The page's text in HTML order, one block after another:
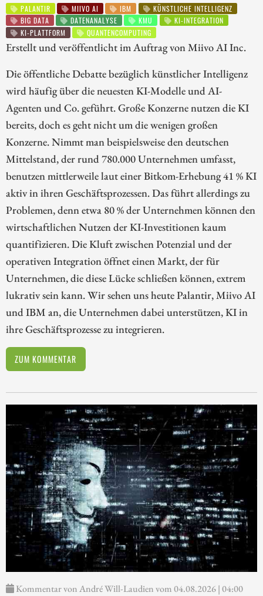
PALANTIR MIIVO AI IBM
KÜNSTLICHE INTELLIGENZ
BIG DATA
DATENANALYSE KMU
KI-INTEGRATION
KI-PLATTFORM
QUANTENCOMPUTING
Erstellt und veröffentlicht im Auftrag von Miivo AI Inc.
Die öffentliche Debatte bezüglich künstlicher Intelligenz
wird häufig über die neuesten KI-Modelle und AI-
Agenten und Co. geführt. Große Konzerne nutzen die KI
bereits, doch es geht nicht um die wenigen großen
Konzerne. Nimmt man beispielsweise den deutschen
Mittelstand, der rund 780.000 Unternehmen umfasst,
benutzen mittlerweile laut einer Bitkom-Erhebung 41 % KI
aktiv in ihren Geschäftsprozessen. Das führt allerdings zu
Problemen, denn etwa 80 % der Unternehmen können den
wirtschaftlichen Nutzen der KI-Investitionen kaum
quantifizieren. Die Kluft zwischen Potenzial und der
operativen Integration öffnet einen Markt, der für
Unternehmen, die diese Lücke schließen können, extrem
lukrativ sein kann. Wir sehen uns heute Palantir, Miivo AI
und IBM an, die Unternehmen dabei unterstützen, KI in
ihre Geschäftsprozesse zu integrieren.
ZUM KOMMENTAR
Kommentar von André Will-Laudien vom 04.08.2026 | 04:00